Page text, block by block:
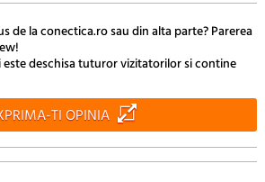
de la conectica.ro sau din alta parte? Parerea
deschisa tuturor vizitatorilor si contine
TI OPINIA